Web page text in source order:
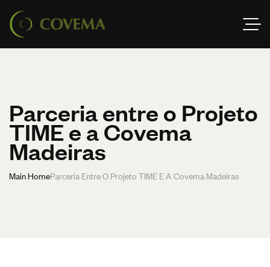
Parceria entre o Projeto
TIME e a Covema
Madeiras
Main HomeParceria Entre O Projeto TIME E A Covema Madeiras